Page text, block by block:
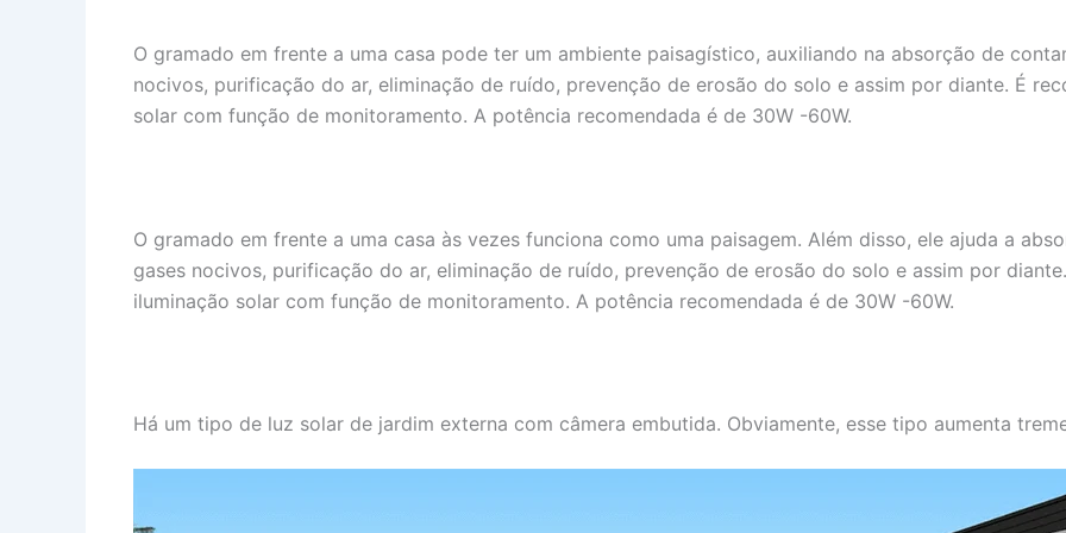
O gramado em frente a uma casa pode ter um ambiente paisagístico, auxiliando na absorção de
nocivos, purificação do ar, eliminação de ruído, prevenção de erosão do solo e assim por diante. É
solar com função de monitoramento. A potência recomendada é de 30W -60W.
O gramado em frente a uma casa às vezes funciona como uma paisagem. Além disso, ele ajuda a
gases nocivos, purificação do ar, eliminação de ruído, prevenção de erosão do solo e assim por
iluminação solar com função de monitoramento. A potência recomendada é de 30W -60W.
Há um tipo de luz solar de jardim externa com câmera embutida. Obviamente, esse tipo aumenta